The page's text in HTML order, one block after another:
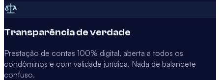
Transparência de verdade
Prestação de contas 100% digital, aberta a todos os
condôminos e com validade jurídica. Nada de balancete
confuso.